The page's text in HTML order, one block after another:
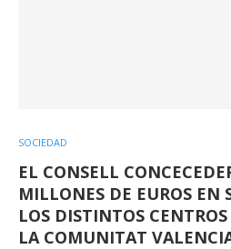
SOCIEDAD
EL CONSELL
MILLONES DE EUROS EN
LOS DISTINTOS
LA COMUNITAT